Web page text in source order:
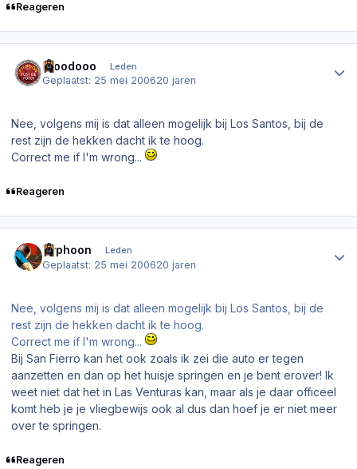
Reageren
Froodooo Leden
Geplaatst: 25 mei 200620 jaren
Nee, volgens mij is dat alleen mogelijk bij Los Santos, bij de
rest zijn de hekken dacht ik te hoog.
Correct me if I'm wrong...
Reageren
Typhoon Leden
Geplaatst: 25 mei 200620 jaren
Nee, volgens mij is dat alleen mogelijk bij Los Santos, bij de
rest zijn de hekken dacht ik te hoog.
Correct me if I'm wrong...
Bij San Fierro kan het ook zoals ik zei die auto er tegen
aanzetten en dan op het huisje springen en je bent erover! Ik
weet niet dat het in Las Venturas kan, maar als je daar officeel
komt heb je je vliegbewijs ook al dus dan hoef je er niet meer
over te springen.
Reageren